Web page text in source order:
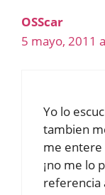
OSScar
5 mayo, 2011
Yo lo
tambien
me entere
¡no me lo
referencia